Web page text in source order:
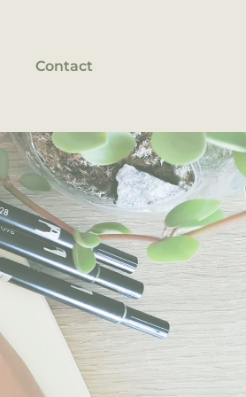
Contact